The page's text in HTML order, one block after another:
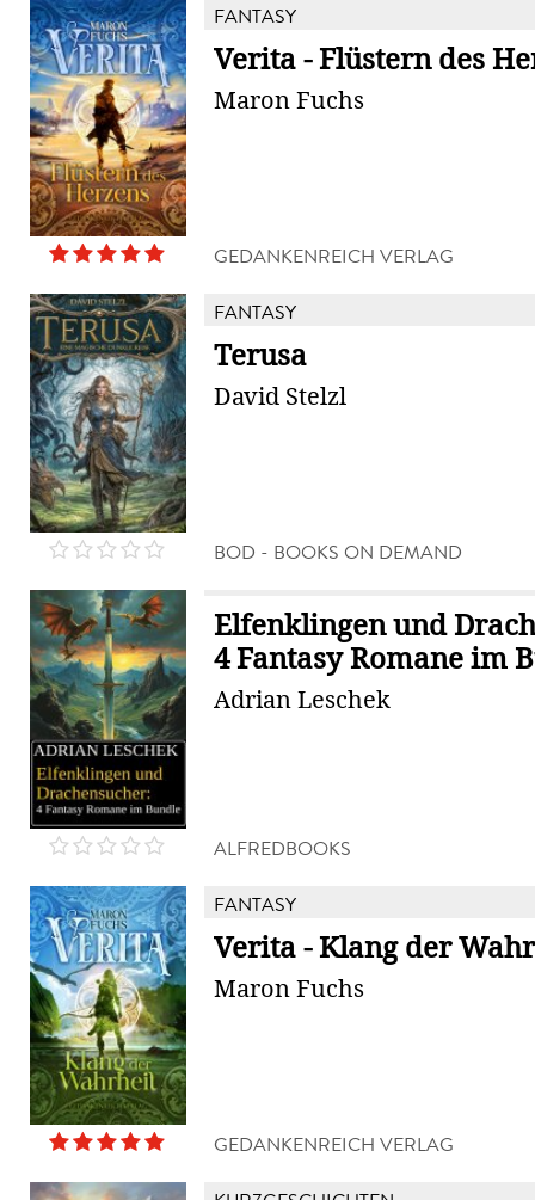
FANTASY
Verita - Flüstern des
Maron Fuchs
GEDANKENREICH VERLAG
FANTASY
Terusa
David Stelzl
BOD - BOOKS ON DEMAND
Elfenklingen und
4 Fantasy Romane im
Adrian Leschek
ALFREDBOOKS
FANTASY
Verita - Klang der
Maron Fuchs
GEDANKENREICH VERLAG